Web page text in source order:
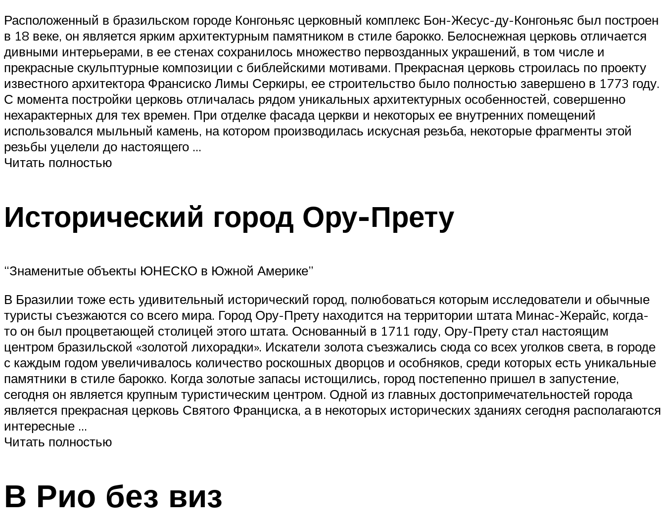
Расположенный в бразильском городе Конгоньяс церковный комплекс Бон-Жесус-ду-Конгоньяс был построен
в 18 веке, он является ярким архитектурным памятником в стиле барокко. Белоснежная церковь отличается
дивными интерьерами, в ее стенах сохранилось множество первозданных украшений, в том числе и
прекрасные скульптурные композиции с библейскими мотивами. Прекрасная церковь строилась по проекту
известного архитектора Франсиско Лимы Серкиры, ее строительство было полностью завершено в 1773 году.
С момента постройки церковь отличалась рядом уникальных архитектурных особенностей, совершенно
нехарактерных для тех времен. При отделке фасада церкви и некоторых ее внутренних помещений
использовался мыльный камень, на котором производилась искусная резьба, некоторые фрагменты этой
резьбы уцелели до настоящего …
Читать полностью
Исторический город Ору-Прету
“Знаменитые объекты ЮНЕСКО в Южной Америке”
В Бразилии тоже есть удивительный исторический город, полюбоваться которым исследователи и обычные
туристы съезжаются со всего мира. Город Ору-Прету находится на территории штата Минас-Жерайс, когда-
то он был процветающей столицей этого штата. Основанный в 1711 году, Ору-Прету стал настоящим
центром бразильской «золотой лихорадки». Искатели золота съезжались сюда со всех уголков света, в городе
с каждым годом увеличивалось количество роскошных дворцов и особняков, среди которых есть уникальные
памятники в стиле барокко. Когда золотые запасы истощились, город постепенно пришел в запустение,
сегодня он является крупным туристическим центром. Одной из главных достопримечательностей города
является прекрасная церковь Святого Франциска, а в некоторых исторических зданиях сегодня располагаются
интересные …
Читать полностью
В Рио без виз